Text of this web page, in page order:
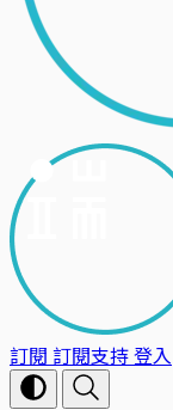
訂閱 訂閱支持登入